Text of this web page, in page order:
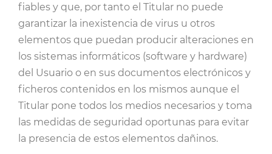
fiables y que, por tanto el Titular no puede
garantizar la inexistencia de virus u otros
elementos que puedan producir alteraciones en
los sistemas informáticos (software y hardware)
del Usuario o en sus documentos electrónicos y
ficheros contenidos en los mismos aunque el
Titular pone todos los medios necesarios y toma
las medidas de seguridad oportunas para evitar
la presencia de estos elementos dañinos.